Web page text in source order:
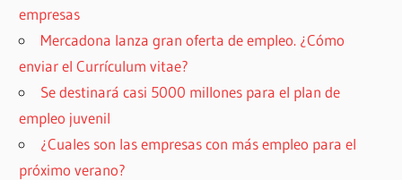
empresas
Mercadona lanza gran oferta de empleo. ¿Cómo
enviar el Currículum vitae?
Se destinará casi 5000 millones para el plan de
empleo juvenil
¿Cuales son las empresas con más empleo para el
próximo verano?